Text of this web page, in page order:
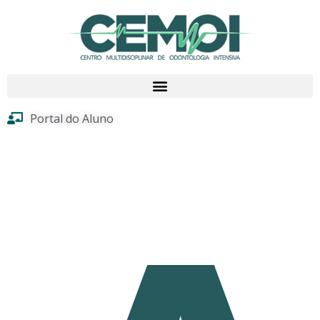
Portal do Aluno